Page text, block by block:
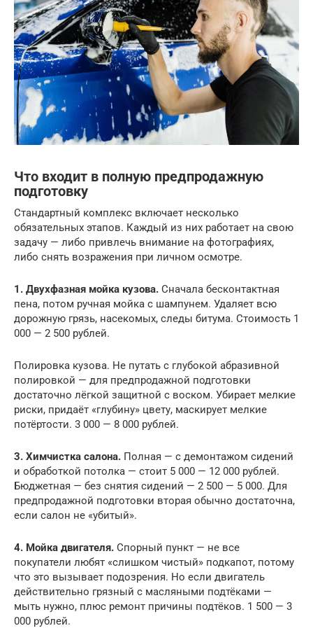
Что входит в полную предпродажную
подготовку
Стандартный комплекс включает несколько
обязательных этапов. Каждый из них работает на свою
задачу — либо привлечь внимание на фотографиях,
либо снять возражения при личном осмотре.
1. Двухфазная мойка кузова. Сначала бесконтактная
пена, потом ручная мойка с шампунем. Удаляет всю
дорожную грязь, насекомых, следы битума. Стоимость 1
000 — 2 500 рублей.
Полировка кузова. Не путать с глубокой абразивной
полировкой — для предпродажной подготовки
достаточно лёгкой защитной с воском. Убирает мелкие
риски, придаёт «глубину» цвету, маскирует мелкие
потёртости. 3 000 — 8 000 рублей.
3. Химчистка салона. Полная — с демонтажом сидений
и обработкой потолка — стоит 5 000 — 12 000 рублей.
Бюджетная — без снятия сидений — 2 500 — 5 000. Для
предпродажной подготовки вторая обычно достаточна,
если салон не «убитый».
4. Мойка двигателя. Спорный пункт — не все
покупатели любят «слишком чистый» подкапот, потому
что это вызывает подозрения. Но если двигатель
действительно грязный с масляными подтёками —
мыть нужно, плюс ремонт причины подтёков. 1 500 — 3
000 рублей.